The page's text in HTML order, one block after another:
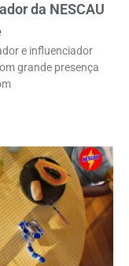
da NESCAU
e influenciador
grande presença